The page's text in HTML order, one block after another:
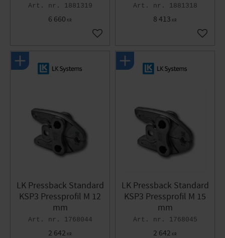
1881319
6 660 KR
Lägg till i favoriter
1881318
8 413 KR
Lägg
LK Pressback Standard
KSP3 Pressprofil M 12
mm
1768044
2 642 KR
LK Pressback Standard
KSP3 Pressprofil M 15
mm
1768045
2 642 KR